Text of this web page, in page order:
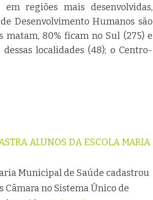
regiões mais desenvolvidas,
Desenvolvimento Humanos são
matam, 80% ficam no Sul (275) e
localidades (48); o Centro-
ALUNOS DA ESCOLA MARIA
Municipal de Saúde cadastrou
Câmara no Sistema Único de